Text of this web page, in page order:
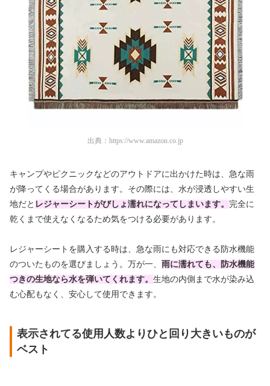
出典： https://www.amazon.co.jp
キャンプやピクニックなどのアウトドアに出かけた時は、急な雨
が降ってくる場合があります。その際には、水が浸透しやすい生
地だと レジャーシートがびしょ濡れになってしまいます。 完全に
乾くまで使えなくなるため気をつける必要があります。
レジャーシートを購入する時は、急な雨にも対応できる防水機能
のついたものを選びましょう。万が一、 雨に濡れても、防水機能
つきの生地なら水を弾いてくれます。 生地の内側まで水が染み込
む心配もなく、安心して使用できます。
表示されてる使用人数よりひと回り大きいものが
ベスト